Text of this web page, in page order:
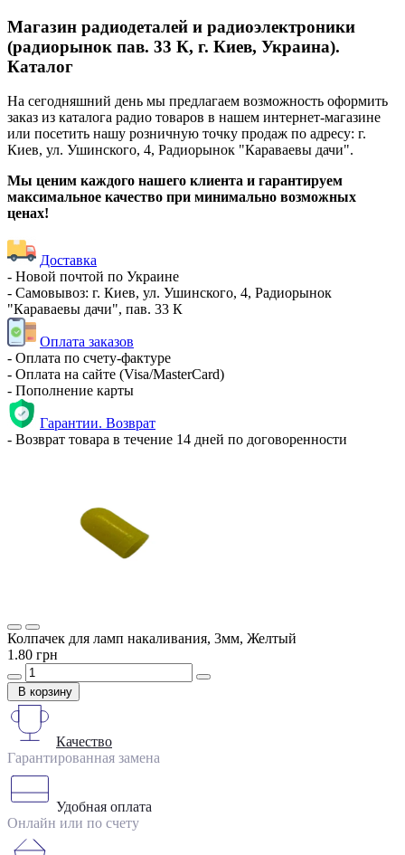
Магазин радиодеталей и радиоэлектроники
(радиорынок пав. 33 К, г. Киев, Украина).
Каталог
На сегодняшний день мы предлагаем возможность оформить
заказ из каталога радио товаров в нашем интернет-магазине
или посетить нашу розничную точку продаж по адресу: г.
Киев, ул. Ушинского, 4, Радиорынок "Караваевы дачи".
Мы ценим каждого нашего клиента и гарантируем
максимальное качество при минимально возможных
ценах!
Доставка
- Новой почтой по Украине
- Самовывоз: г. Киев, ул. Ушинского, 4, Радиорынок
"Караваевы дачи", пав. 33 К
Оплата заказов
- Оплата по счету-фактуре
- Оплата на сайте (Visa/MasterCard)
- Пополнение карты
Гарантии. Возврат
- Возврат товара в течение 14 дней по договоренности
Колпачек для ламп накаливания, 3мм, Желтый
1.80 грн
В корзину
Качество
Гарантированная замена
Удобная оплата
Онлайн или по счету